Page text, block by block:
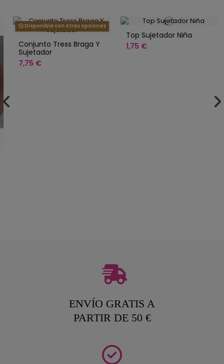
Disponible con otras opciones
Conjunto Tress Braga Y
Sujetador
7,75 €
Top Sujetador Niña
1,75 €
ENVÍO GRATIS A
PARTIR DE 50 €